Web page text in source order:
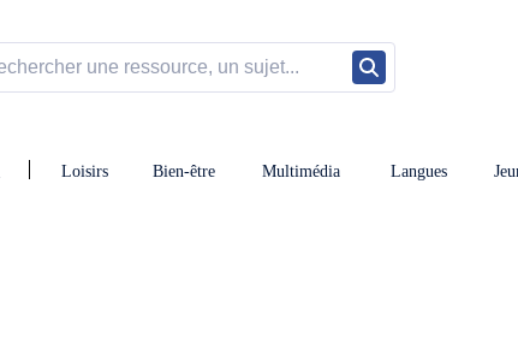
Loisirs Bien-être Multimédia Langues